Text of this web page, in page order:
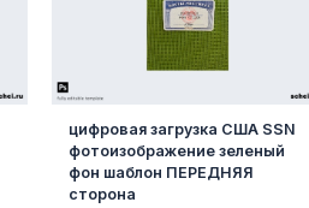
цифровая загрузка США SSN
фотоизображение зеленый
фон шаблон ПЕРЕДНЯЯ
сторона